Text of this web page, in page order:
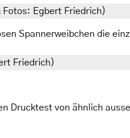
Egbert Friedrich)
Spannerweibchen die
Friedrich)
Drucktest von ähnlich